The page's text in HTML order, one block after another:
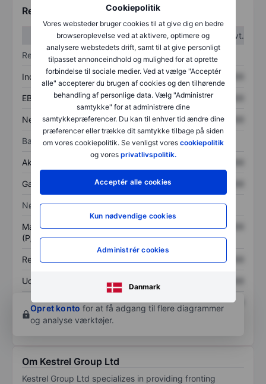
Cookiepolitik
Vores websteder bruger cookies til at give dig en bedre
browseroplevelse ved at aktivere, optimere og
analysere webstedets drift, samt til at give personligt
tilpasset annonceindhold og mulighed for at oprette
forbindelse til sociale medier. Ved at vælge "Acceptér
alle" accepterer du brugen af cookies og den tilhørende
behandling af personlige data. Vælg "Administrer
samtykke" for at administrere dine
samtykkepræferencer. Du kan til enhver tid ændre dine
præferencer eller trække dit samtykke tilbage på siden
om vores cookiepolitik. Se venligst vores cookiepolitik
og vores privatlivspolitik.
Acceptér alle cookies
Kun nødvendige cookies
Administrér cookies
Danmark
Regnskabstal
1. kvt.
2. kvt.
Resultatopgørelse
Indtægter XXXXXXX XXXXXXX
EBITDA XXXXXXX XXXXXXX
Nettoresultat XXXXXXX XXXXXXX
Balance
Aktiver i alt XXXXXXX
Gæld XXXXXXX
Nøgletal
Markedsværdi/omsætning
(P/S)
XXXXXXX XXXXXXX
Resultat pr. aktie (EPS) XXXXXXX
Udbytte pr. aktie
Afkast af egenkapital XXXXXXX XXXXXXX
Opret konto for at få adgang til flere diagrammer
og analyse værktøjer.
Om Kestrel Group Ltd
Kestrel Group Ltd specializes in providing fronting